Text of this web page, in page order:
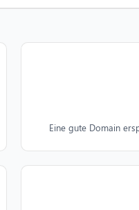
Eine gute Domain